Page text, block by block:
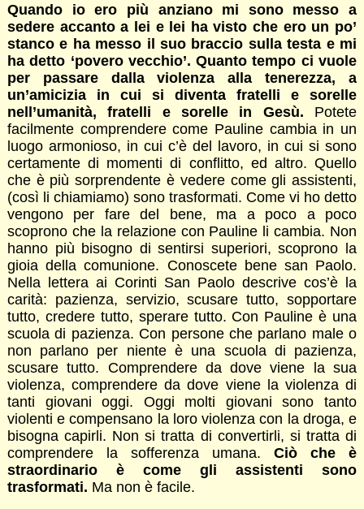
Quando io ero più anziano mi sono messo a
sedere accanto a lei e lei ha visto che ero un po’
stanco e ha messo il suo braccio sulla testa e mi
ha detto ‘povero vecchio’. Quanto tempo ci vuole
per passare dalla violenza alla tenerezza, a
un’amicizia in cui si diventa fratelli e sorelle
nell’umanità, fratelli e sorelle in Gesù. Potete
facilmente comprendere come Pauline cambia in un
luogo armonioso, in cui c’è del lavoro, in cui si sono
certamente di momenti di conflitto, ed altro. Quello
che è più sorprendente è vedere come gli assistenti,
(così li chiamiamo) sono trasformati. Come vi ho detto
vengono per fare del bene, ma a poco a poco
scoprono che la relazione con Pauline li cambia. Non
hanno più bisogno di sentirsi superiori, scoprono la
gioia della comunione. Conoscete bene san Paolo.
Nella lettera ai Corinti San Paolo descrive cos’è la
carità: pazienza, servizio, scusare tutto, sopportare
tutto, credere tutto, sperare tutto. Con Pauline è una
scuola di pazienza. Con persone che parlano male o
non parlano per niente è una scuola di pazienza,
scusare tutto. Comprendere da dove viene la sua
violenza, comprendere da dove viene la violenza di
tanti giovani oggi. Oggi molti giovani sono tanto
violenti e compensano la loro violenza con la droga, e
bisogna capirli. Non si tratta di convertirli, si tratta di
comprendere la sofferenza umana.Ciò che è
straordinario è come gli assistenti sono
trasformati. Ma non è facile.